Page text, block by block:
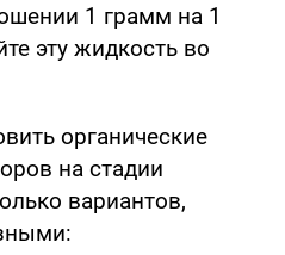
1 грамм на 1
эту жидкость во
органические
на стадии
вариантов,